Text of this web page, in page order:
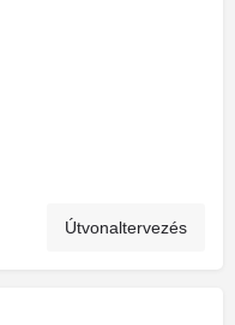
Útvonaltervezés